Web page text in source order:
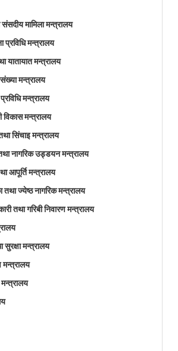
मामिला मन्त्रालय
प्रविधि मन्त्रालय
यातायात मन्त्रालय
मन्त्रालय
प्रविधि मन्त्रालय
विकास मन्त्रालय
सिंचाइ मन्त्रालय
नागरिक उड्डयन मन्त्रालय
आपूर्ति मन्त्रालय
तथा ज्येष्ठ नागरिक मन्त्रालय
तथा गरिबी निवारण मन्त्रालय
सुरक्षा मन्त्रालय
मन्त्रालय